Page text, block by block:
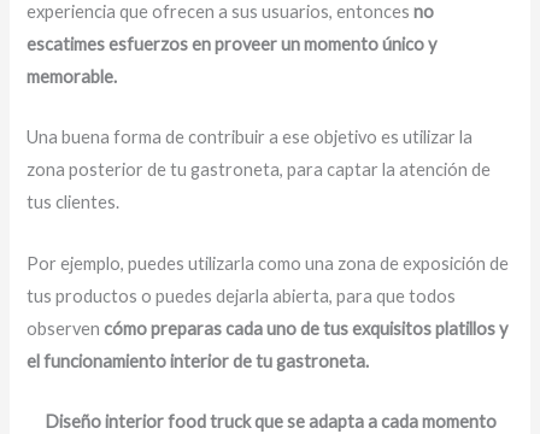
experiencia que ofrecen a sus usuarios, entoncesno
escatimes esfuerzos en proveer un momento único y
memorable.
Una buena forma de contribuir a ese objetivo es utilizar la
zona posterior de tu gastroneta, para captar la atención de
tus clientes.
Por ejemplo, puedes utilizarla como una zona de exposición de
tus productos o puedes dejarla abierta, para que todos
observencómo preparas cada uno de tus exquisitos platillos y
el funcionamiento interior de tu gastroneta.
Diseño interior food truck que se adapta a cada momento